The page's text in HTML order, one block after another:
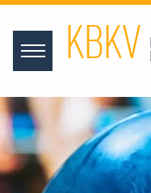
KBKV